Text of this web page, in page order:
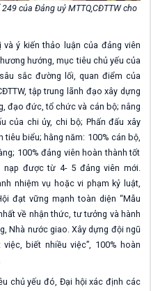
của Đảng uỷ MTTQ,CĐTTW cho
ý kiến thảo luận của đảng viên
hướng, mục tiêu chủ yếu của
sắc đường lối, quan điểm của
tập trung lãnh đạo xây dựng
đạo đức, tổ chức và cán bộ; nâng
của chi ủy, chi bộ; Phấn đấu xây
tiêu biểu; hằng năm: 100% cán bộ,
; 100% đảng viên hoàn thành tốt
nạp được từ 4- 5 đảng viên mới.
nhiệm vụ hoặc vi phạm kỷ luật,
đạtvững mạnh toàn diện “Mẫu
về nhận thức, tư tưởng và hành
Nhà nước giao. Xây dựng đội ngũ
việc, biết nhiều việc”, 100% hoàn
.
chủ yếu đó, Đại hội xác định các